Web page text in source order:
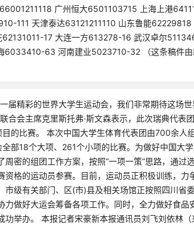
广州恒大6501103715 上海上港
111 天津泰达63121211110 山东鲁能
17 大连一方613278-16 武汉卓尔
6033410-63 河南建业5023710-32 （这条稿件由
届精彩的世界大学生运动会，我们非常期待这场
合会主席克里斯托弗·斯文森表示，此次瑞典代表
的比赛。 本次中国大学生体育代表团由700余人
部18个大项、261个小项的比赛。为做好中国大
密的组团工作方案，按照“一项一策”思路，通过
资格的运动员参赛。目前，运动员正积极训练，力
市级有关部门、区(市)县及相关场馆正按照四川省
做好大运会筹备各项工作。同时，全力做好食品
举办。 本报记者宋豪新本报通讯员刘飞刘依林（